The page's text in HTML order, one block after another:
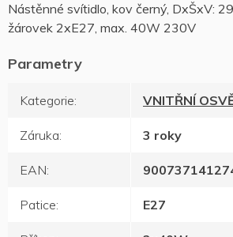
Nástěnné svítidlo, kov černý, DxŠxV:
žárovek 2xE27, max. 40W 230V
Kategorie: VNITŘNÍ
Záruka: 3 roky
EAN:
Patice: E27